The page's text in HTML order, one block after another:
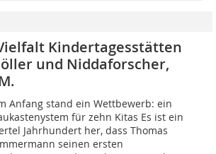
Kindertagesstätten
und Niddaforscher,
Anfang stand ein Wettbewerb: ein
für zehn Kitas Es ist ein
Jahrhundert her, dass Thomas
seinen ersten